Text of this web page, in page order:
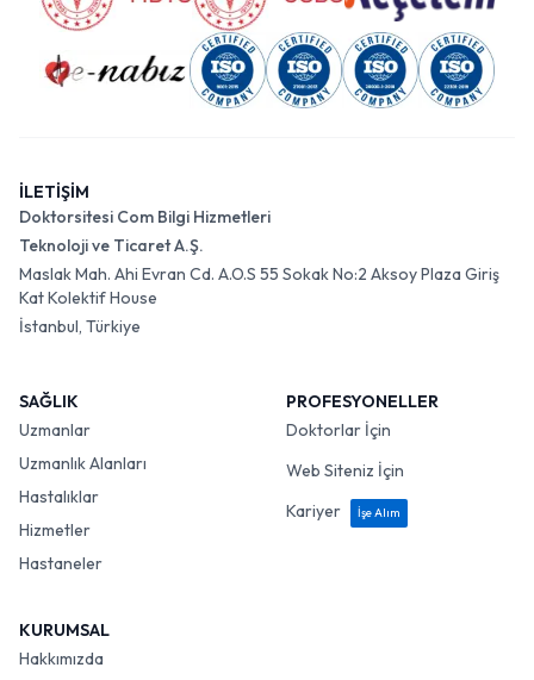
İLETİŞİM
Doktorsitesi Com Bilgi Hizmetleri
Teknoloji ve Ticaret A.Ş.
Maslak Mah. Ahi Evran Cd. A.O.S 55 Sokak No:2 Aksoy Plaza Giriş
Kat Kolektif House
İstanbul, Türkiye
SAĞLIK
Uzmanlar
Uzmanlık Alanları
Hastalıklar
Hizmetler
Hastaneler
PROFESYONELLER
Doktorlar İçin
Web Siteniz İçin
Kariyer
İşe Alım
KURUMSAL
Hakkımızda